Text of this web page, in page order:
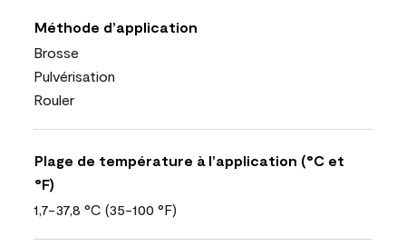
Méthode d’application
Brosse
Pulvérisation
Rouler
Plage de température à l’application (°C et
°F)
1,7-37,8 °C (35-100 °F)